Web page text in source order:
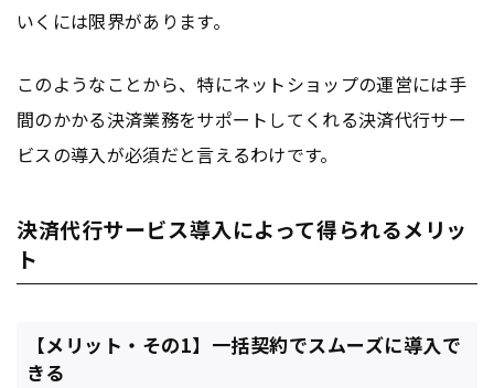
いくには限界があります。
このようなことから、特にネットショップの運営には手
間のかかる決済業務をサポートしてくれる決済代行サー
ビスの導入が必須だと言えるわけです。
決済代行サービス導入によって得られるメリッ
ト
【メリット・その1】一括契約でスムーズに導入で
きる